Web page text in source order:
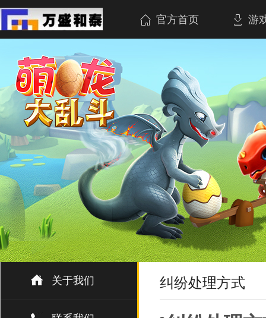
官方首页 游
关于我们 纠纷处理方式